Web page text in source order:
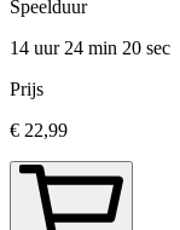
Speelduur
14 uur 24 min 20 sec
Prijs
€ 22,99